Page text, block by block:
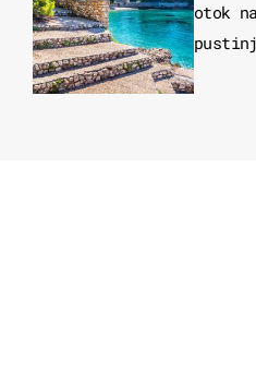
otok